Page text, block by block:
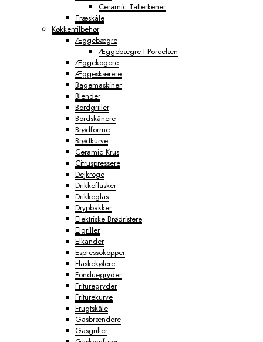
Ceramic Tallerkener
Træskåle
Køkkentilbehør
Æggebægre
Æggebægre I Porcelæn
Æggekogere
Æggeskærere
Bagemaskiner
Blender
Bordgriller
Bordskånere
Brødforme
Brødkurve
Ceramic Krus
Citruspressere
Dejkroge
Drikkeflasker
Drikkeglas
Drypbakker
Elektriske Brødristere
Elgriller
Elkander
Espressokopper
Flaskekølere
Fonduegryder
Frituregryder
Friturekurve
Frugtskåle
Gasbrændere
Gasgriller